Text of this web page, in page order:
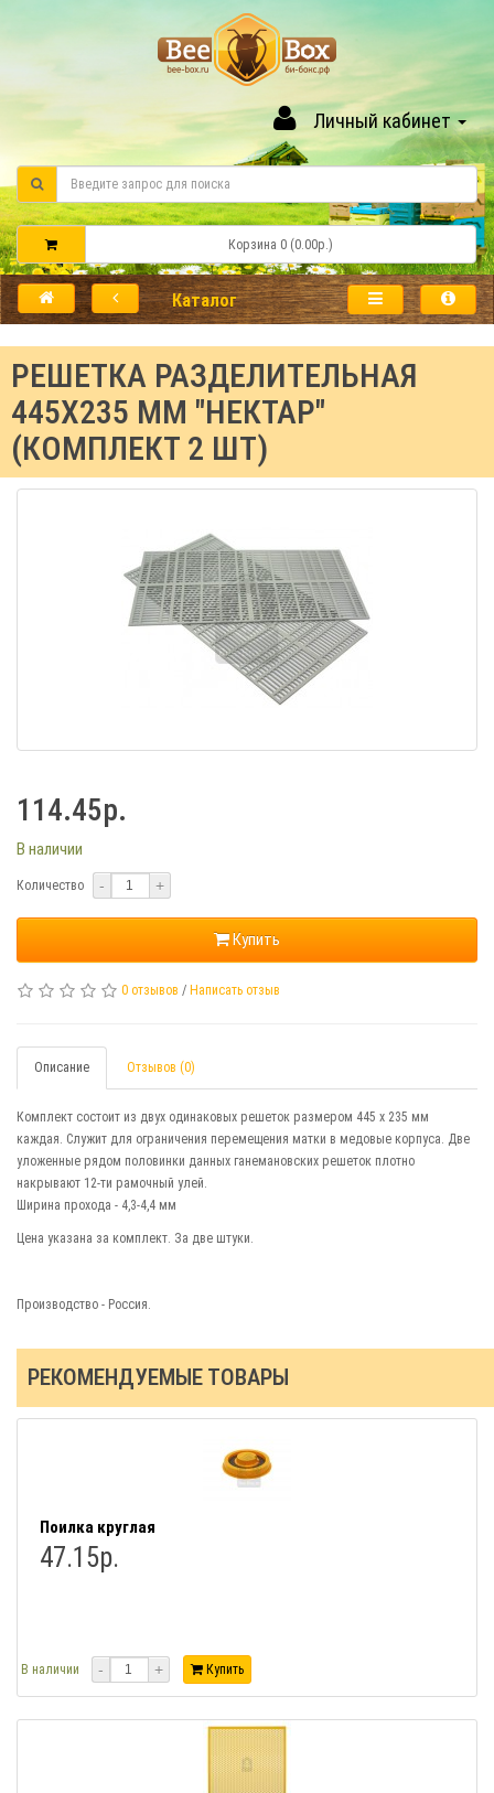
Личный кабинет
Корзина 0 (0.00р.)
Каталог
РЕШЕТКА РАЗДЕЛИТЕЛЬНАЯ
445Х235 ММ "НЕКТАР"
(КОМПЛЕКТ 2 ШТ)
114.45р.
В наличии
Количество - +
Купить
0 отзывов / Написать отзыв
Описание Отзывов (0)
Комплект состоит из двух одинаковых решеток размером 445 х 235 мм
каждая. Служит для ограничения перемещения матки в медовые корпуса. Две
уложенные рядом половинки данных ганемановских решеток плотно
накрывают 12-ти рамочный улей.
Ширина прохода - 4,3-4,4 мм
Цена указана за комплект. За две штуки.
Производство - Россия.
РЕКОМЕНДУЕМЫЕ ТОВАРЫ
Поилка круглая
47.15р.
В наличии - + Купить